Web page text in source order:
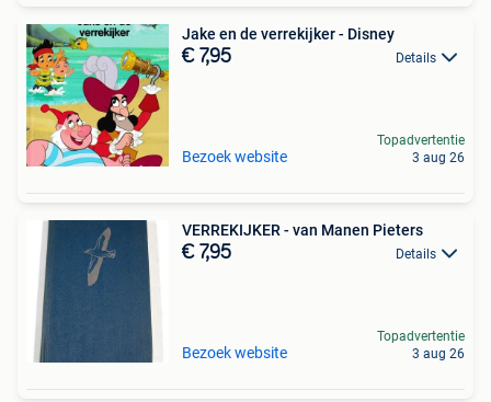
Jake en de verrekijker - Disney
€ 7,95 Details
Bezoek website
Topadvertentie
3 aug 26
VERREKIJKER - van Manen Pieters
€ 7,95 Details
Bezoek website
Topadvertentie
3 aug 26